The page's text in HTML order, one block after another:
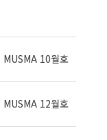
10월호
12월호